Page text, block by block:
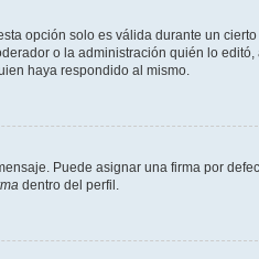
opción solo es válida durante un
o la administración quién lo editó,
haya respondido al mismo.
Puede asignar una firma por
dentro del perfil.